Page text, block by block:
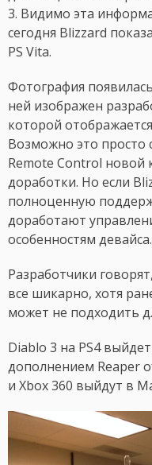
3. Видимо эта
сегодня Blizzard
PS Vita.
Фотография
ней изображен
которой
Возможно это просто
Remote Control новой
доработки. Но если
полноценную
доработают
особенностям девайса.
Разработчики
все шикарно, хотя
может не подходить
Diablo 3 на PS4
дополнением Reaper
и Xbox 360 выйдут в